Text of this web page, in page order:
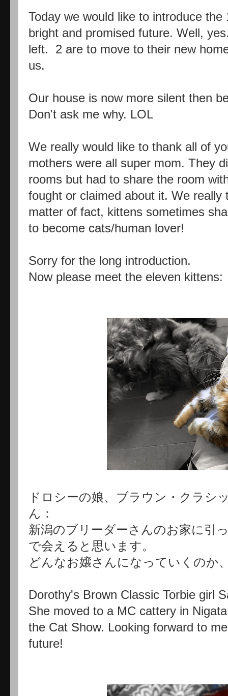
Today we would like to introduce
bright and promised future. Well,
left. 2 are to move to their new
us.
Our house is now more silent then
Don't ask me why. LOL
We really would like to thank all of
mothers were all super mom. They
rooms but had to share the room
fought or claimed about it. We
matter of fact, kittens sometimes
to become cats/human lover!
Sorry for the long introduction.
Now please meet the eleven kittens:
ドロシーの娘、ブラウン・クラシ
ん：
新潟のブリーダーさんのお家に引
で会えると思います。
どんなお嬢さんになっていくのか
Dorothy's Brown Classic Torbie girl
She moved to a MC cattery in
the Cat Show. Looking forward to
future!